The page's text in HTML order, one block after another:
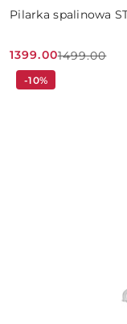
Pilarka spalinowa
Cena
promocyjna:
1399.00
Cena
przed
1499.00
-10%